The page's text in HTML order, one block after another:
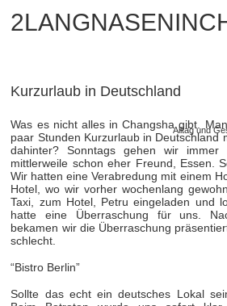
Kurzurlaub in Deutschland
Alltag und
Was es nicht alles in Changsha gibt.
paar Stunden Kurzurlaub in Deutschland
dahinter? Sonntags gehen wir immer
mittlerweile schon eher Freund, Essen.
Wir hatten eine Verabredung mit einem
Hotel, wo wir vorher wochenlang
Taxi, zum Hotel, Petru eingeladen und
hatte eine Überraschung für uns.
bekamen wir die Überraschung
schlecht.
“Bistro Berlin”
Sollte das echt ein deutsches Lokal